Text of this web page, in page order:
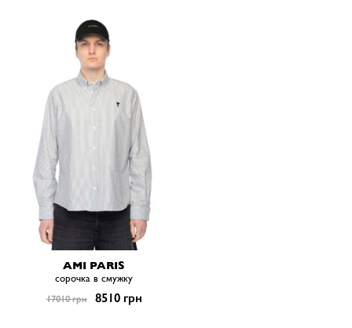
AMI PARIS
сорочка в смужку
17010 грн 8510 грн